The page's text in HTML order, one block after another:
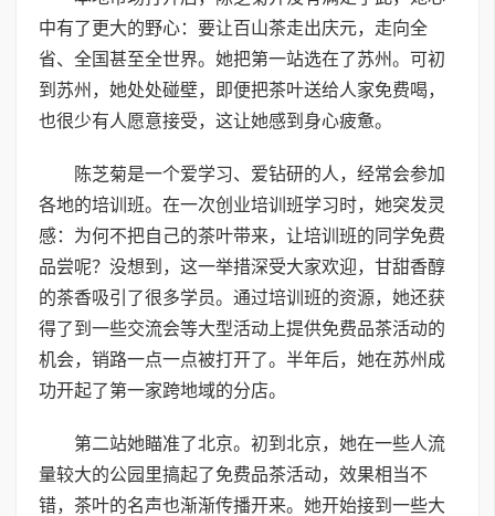
中有了更大的野心：要让百山茶走出庆元，走向全
省、全国甚至全世界。她把第一站选在了苏州。可初
到苏州，她处处碰壁，即便把茶叶送给人家免费喝，
也很少有人愿意接受，这让她感到身心疲惫。
陈芝菊是一个爱学习、爱钻研的人，经常会参加
各地的培训班。在一次创业培训班学习时，她突发灵
感：为何不把自己的茶叶带来，让培训班的同学免费
品尝呢？没想到，这一举措深受大家欢迎，甘甜香醇
的茶香吸引了很多学员。通过培训班的资源，她还获
得了到一些交流会等大型活动上提供免费品茶活动的
机会，销路一点一点被打开了。半年后，她在苏州成
功开起了第一家跨地域的分店。
第二站她瞄准了北京。初到北京，她在一些人流
量较大的公园里搞起了免费品茶活动，效果相当不
错，茶叶的名声也渐渐传播开来。她开始接到一些大